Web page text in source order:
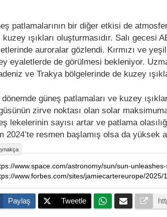
patlamalarının bir diğer etkisi de
kuzey ışıkları oluşturmasıdır. Salı gecesi
auroralar gözlendi. Kırmızı ve
eyaletlerde de görülmesi bekleniyor.
ve Trakya bölgelerinde de kuzey
güneş patlamaları ve kuzey
zirve noktası olan solar
lekelerinin sayısı artar ve patlama
2024’te resmen başlamış olsa da yüksek
Paylaş Tweetle